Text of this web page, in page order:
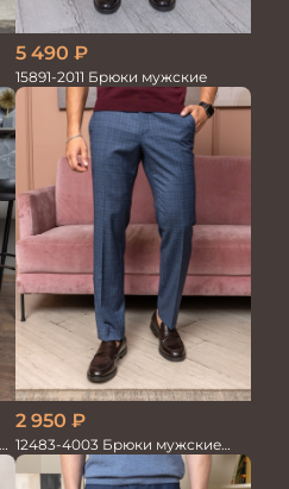
5 490 ₽
15891-2011 Брюки мужские
2 950 ₽
12483-4003 Брюки мужские
серо-голубые